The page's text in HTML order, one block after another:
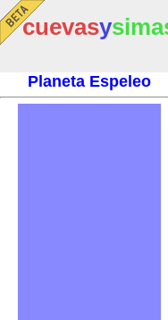
cuevasy
Planeta Espeleo